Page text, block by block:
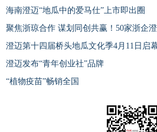
海南澄迈“地瓜中的爱马仕”上市即出圈
聚焦浙琼合作 谋划同创共赢！50家浙企
澄迈第十四届桥头地瓜文化季4月11日启
澄迈发布“青年创业社”品牌
“植物疫苗”畅销全国